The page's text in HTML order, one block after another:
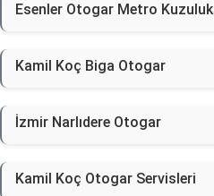
Esenler Otogar Metro Kuzuluk
Kamil Koç Biga Otogar
İzmir Narlıdere Otogar
Kamil Koç Otogar Servisleri